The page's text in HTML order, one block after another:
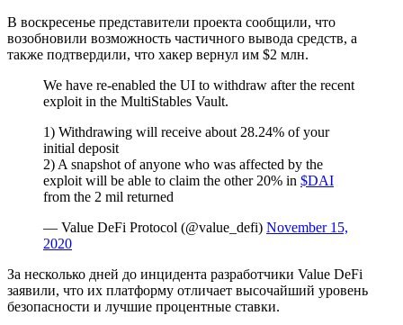
В воскресенье представители проекта сообщили, что
возобновили возможность частичного вывода средств, а
также подтвердили, что хакер вернул им $2 млн.
We have re-enabled the UI to withdraw after the recent
exploit in the MultiStables Vault.
1) Withdrawing will receive about 28.24% of your
initial deposit
2) A snapshot of anyone who was affected by the
exploit will be able to claim the other 20% in $DAI
from the 2 mil returned
— Value DeFi Protocol (@value_defi) November 15,
2020
За несколько дней до инцидента разработчики Value DeFi
заявили, что их платформу отличает высочайший уровень
безопасности и лучшие процентные ставки.